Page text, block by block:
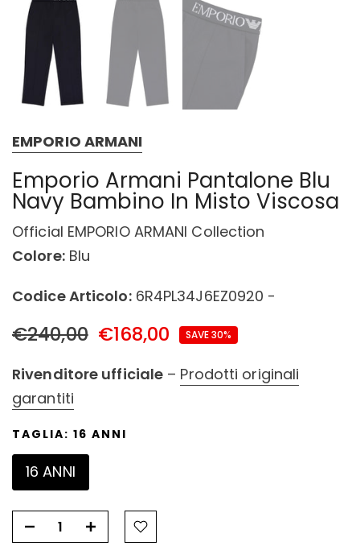
EMPORIO ARMANI
Emporio Armani Pantalone Blu
Navy Bambino In Misto Viscosa
Official EMPORIO ARMANI Collection
Colore:Blu
Codice Articolo:6R4PL34J6EZ0920 -
€240,00 €168,00 SAVE 30%
Rivenditore ufficiale – Prodotti originali
garantiti
TAGLIA: 16 ANNI
16 ANNI